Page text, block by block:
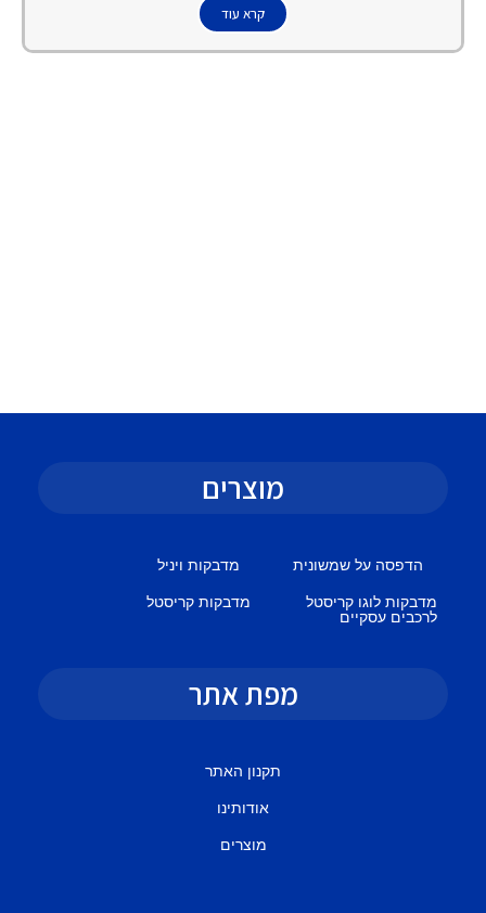
קרא עוד
מוצרים
הדפסה על שמשונית מדבקות ויניל
מדבקות לוגו קריסטל
לרכבים עסקיים
מדבקות קריסטל
מפת אתר
תקנון האתר
אודותינו
מוצרים